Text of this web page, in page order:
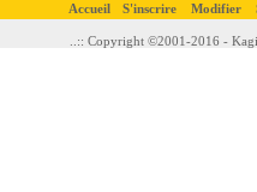
Accueil S'inscrire Modifier
..:: Copyright ©2001-2016 -